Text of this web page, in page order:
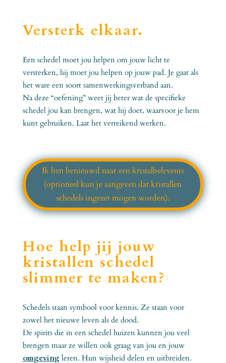
Versterk elkaar.
Een schedel moet jou helpen om jouw licht te
versterken, hij moet jou helpen op jouw pad. Je gaat als
het ware een soort samenwerkingsverband aan.
Na deze “oefening” weet jij beter wat de specifieke
schedel jou kan brengen, wat hij doet, waarvoor je hem
kunt gebruiken. Laat het verreikend werken.
Ik ben benieuwd naar een kristalbelevenis
(optioneel kun je aangeven dat kristallen
schedels ingezet mogen worden).
Hoe help jij jouw
kristallen schedel
slimmer te maken?
Schedels staan symbool voor kennis. Ze staan voor
zowel het nieuwe leven als de dood.
De spirits die in een schedel huizen kunnen jou veel
brengen maar ze willen ook graag van jou en jouw
omgevingleren. Hun wijsheid delen en uitbreiden.